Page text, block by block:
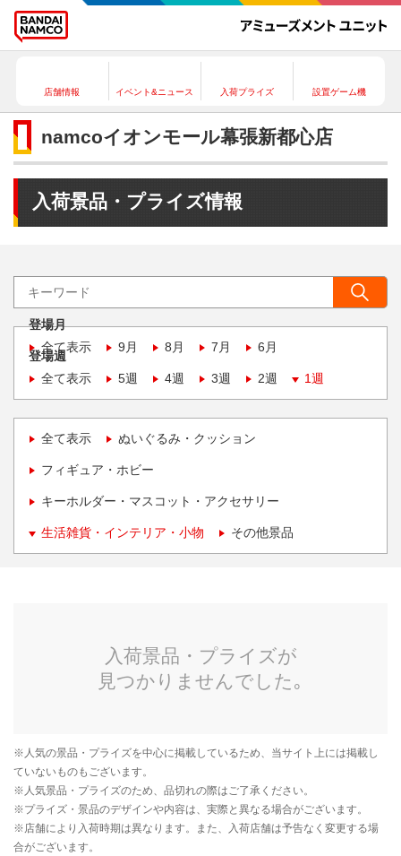
店舗情報 イベント&ニュース 入荷プライズ 設置ゲーム機
namcoイオンモール幕張新都心店
入荷景品・プライズ情報
登場月
全て表示
9月 8月 7月 6月
登場週
全て表示
5週 4週 3週 2週 1週
全て表示 ぬいぐるみ・クッション
フィギュア・ホビー
キーホルダー・マスコット・アクセサリー
生活雑貨・インテリア・小物 その他景品